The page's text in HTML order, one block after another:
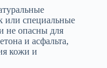
или специальные
не опасны для
и асфальта,
кожи и